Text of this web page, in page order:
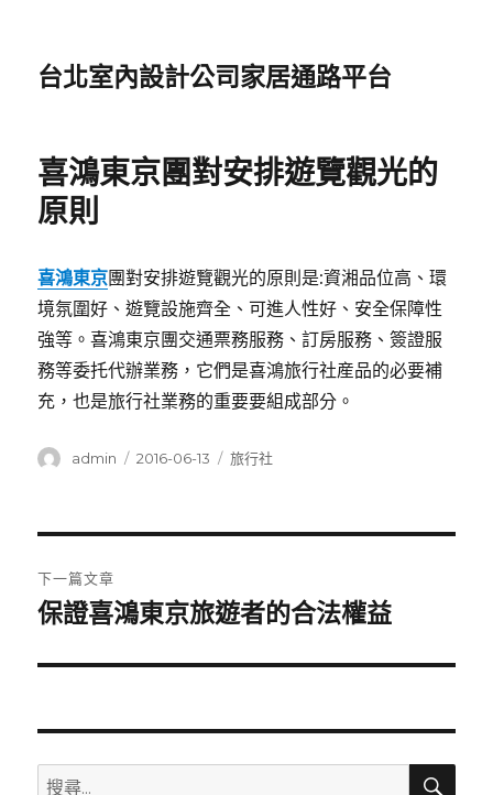
台北室內設計公司家居通路平台
喜鴻東京團對安排遊覽觀光的
原則
喜鴻東京團對安排遊覽觀光的原則是:資湘品位高、環
境氛圍好、遊覽設施齊全、可進人性好、安全保障性
強等。喜鴻東京團交通票務服務、訂房服務、簽證服
務等委托代辦業務，它們是喜鴻旅行社産品的必要補
充，也是旅行社業務的重要要組成部分。
作
admin
發
2016-06-13
分
旅行社
章
下一篇文章
下
篇
章:
保證喜鴻東京旅遊者的合法權益
搜
搜